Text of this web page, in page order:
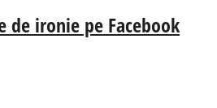
de ironie pe Facebook